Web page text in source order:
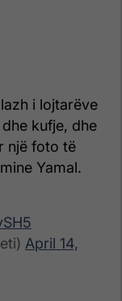
i lojtarëve
kufje, dhe
një foto të
Yamal.
April 14,